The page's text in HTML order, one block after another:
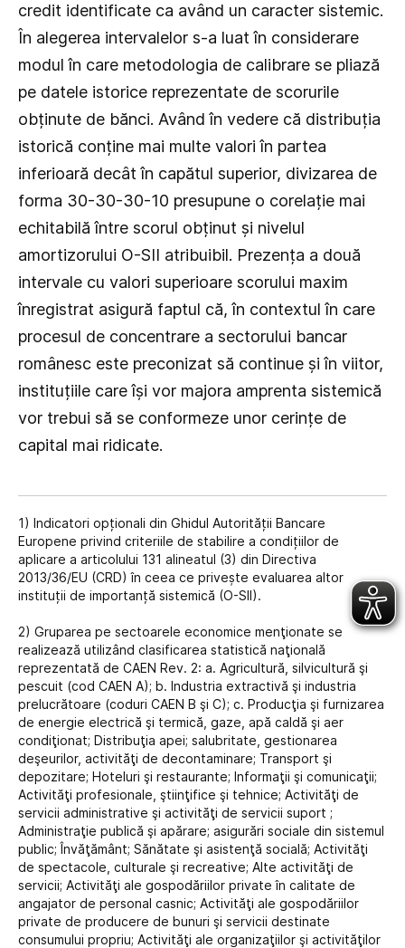
credit identificate ca având un caracter sistemic.
În alegerea intervalelor s-a luat în considerare
modul în care metodologia de calibrare se pliază
pe datele istorice reprezentate de scorurile
obținute de bănci. Având în vedere că distribuția
istorică conține mai multe valori în partea
inferioară decât în capătul superior, divizarea de
forma 30-30-30-10 presupune o corelație mai
echitabilă între scorul obținut și nivelul
amortizorului O-SII atribuibil. Prezența a două
intervale cu valori superioare scorului maxim
înregistrat asigură faptul că, în contextul în care
procesul de concentrare a sectorului bancar
românesc este preconizat să continue și în viitor,
instituțiile care își vor majora amprenta sistemică
vor trebui să se conformeze unor cerințe de
capital mai ridicate.
1) Indicatori opționali din Ghidul Autorității Bancare
Europene privind criteriile de stabilire a condițiilor de
aplicare a articolului 131 alineatul (3) din Directiva
2013/36/EU (CRD) în ceea ce privește evaluarea altor
instituții de importanță sistemică (O-SII).
2) Gruparea pe sectoarele economice menţionate se
realizează utilizând clasificarea statistică naţională
reprezentată de CAEN Rev. 2: a. Agricultură, silvicultură şi
pescuit (cod CAEN A); b. Industria extractivă şi industria
prelucrătoare (coduri CAEN B şi C); c. Producţia şi furnizarea
de energie electrică şi termică, gaze, apă caldă şi aer
condiţionat; Distribuţia apei; salubritate, gestionarea
deşeurilor, activităţi de decontaminare; Transport şi
depozitare; Hoteluri şi restaurante; Informaţii şi comunicaţii;
Activităţi profesionale, ştiinţifice şi tehnice; Activităţi de
servicii administrative şi activităţi de servicii suport ;
Administraţie publică şi apărare; asigurări sociale din sistemul
public; Învăţământ; Sănătate şi asistenţă socială; Activităţi
de spectacole, culturale şi recreative; Alte activităţi de
servicii; Activităţi ale gospodăriilor private în calitate de
angajator de personal casnic; Activităţi ale gospodăriilor
private de producere de bunuri şi servicii destinate
consumului propriu; Activităţi ale organizaţiilor şi activităţilor